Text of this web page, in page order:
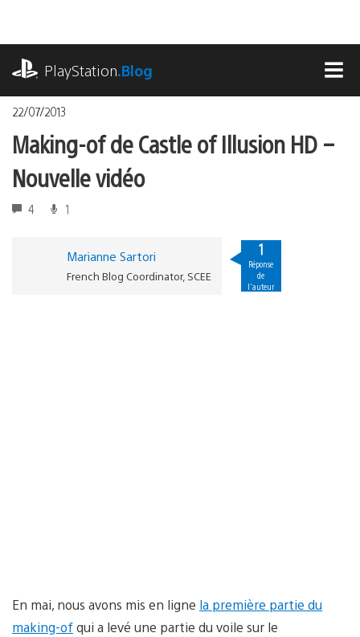
contenu
PlayStation.Blog
22/07/2013
Making-of de Castle of Illusion HD –
Nouvelle vidéo
4 1
Marianne Sartori
French Blog Coordinator, SCEE
1
Réponse
de
l'auteur
En mai, nous avons mis en ligne la première partie du
making-ofqui a levé une partie du voile sur le